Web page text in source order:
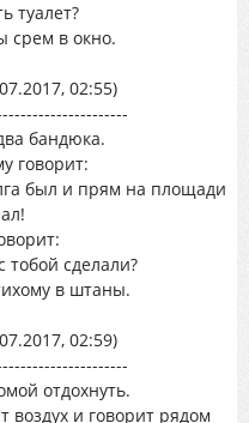
туалет?
срем в окно.
02:55)
бандюка.
говорит:
был и прям на площади
тобой сделали?
в штаны.
02:59)
отдохнуть.
воздух и говорит рядом